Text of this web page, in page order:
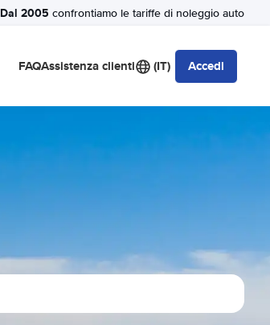
Dal 2005 confrontiamo le tariffe di noleggio auto
FAQAssistenza clienti (IT) Accedi